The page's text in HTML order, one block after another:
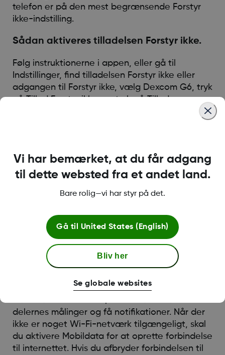
telefon er på den mest begrænsende Forstyr
ikke-indstilling.
Sådan aktiveres tilladelsen Forstyr ikke.
Følg instruktionerne i appen, eller gå til
Indstillinger, find tilladelsen Forstyr ikke eller
adgangen til Forstyr ikke, vælg Dexcom G6, tryk
på Tillad Forstyr ikke, og tryk på Tillad.
på din smartenhed. Tillad, at notifikationer for
Dexcom Follow-appen fungerer.
Hvordan aktiveres Notifikationer?
Find Dexcom Follow i Apps
Tryk på Notifikationer
Aktivér Notifikationer
Internetforbindelse (Wi-Fi eller Mobildata)
delernes målinger og få notifikationer. Når der
ikke er noget Wi-Fi-netværk tilgængeligt, skal
du aktivere Mobildata for at oprette forbindelse
til internettet. Hvis du afbryder forbindelsen til
Vi har bemærket, at du får adgang
til dette websted fra et andet land.
Bare rolig—vi har styr på det.
Gå til United States (English)
Bliv her
Se globale websites